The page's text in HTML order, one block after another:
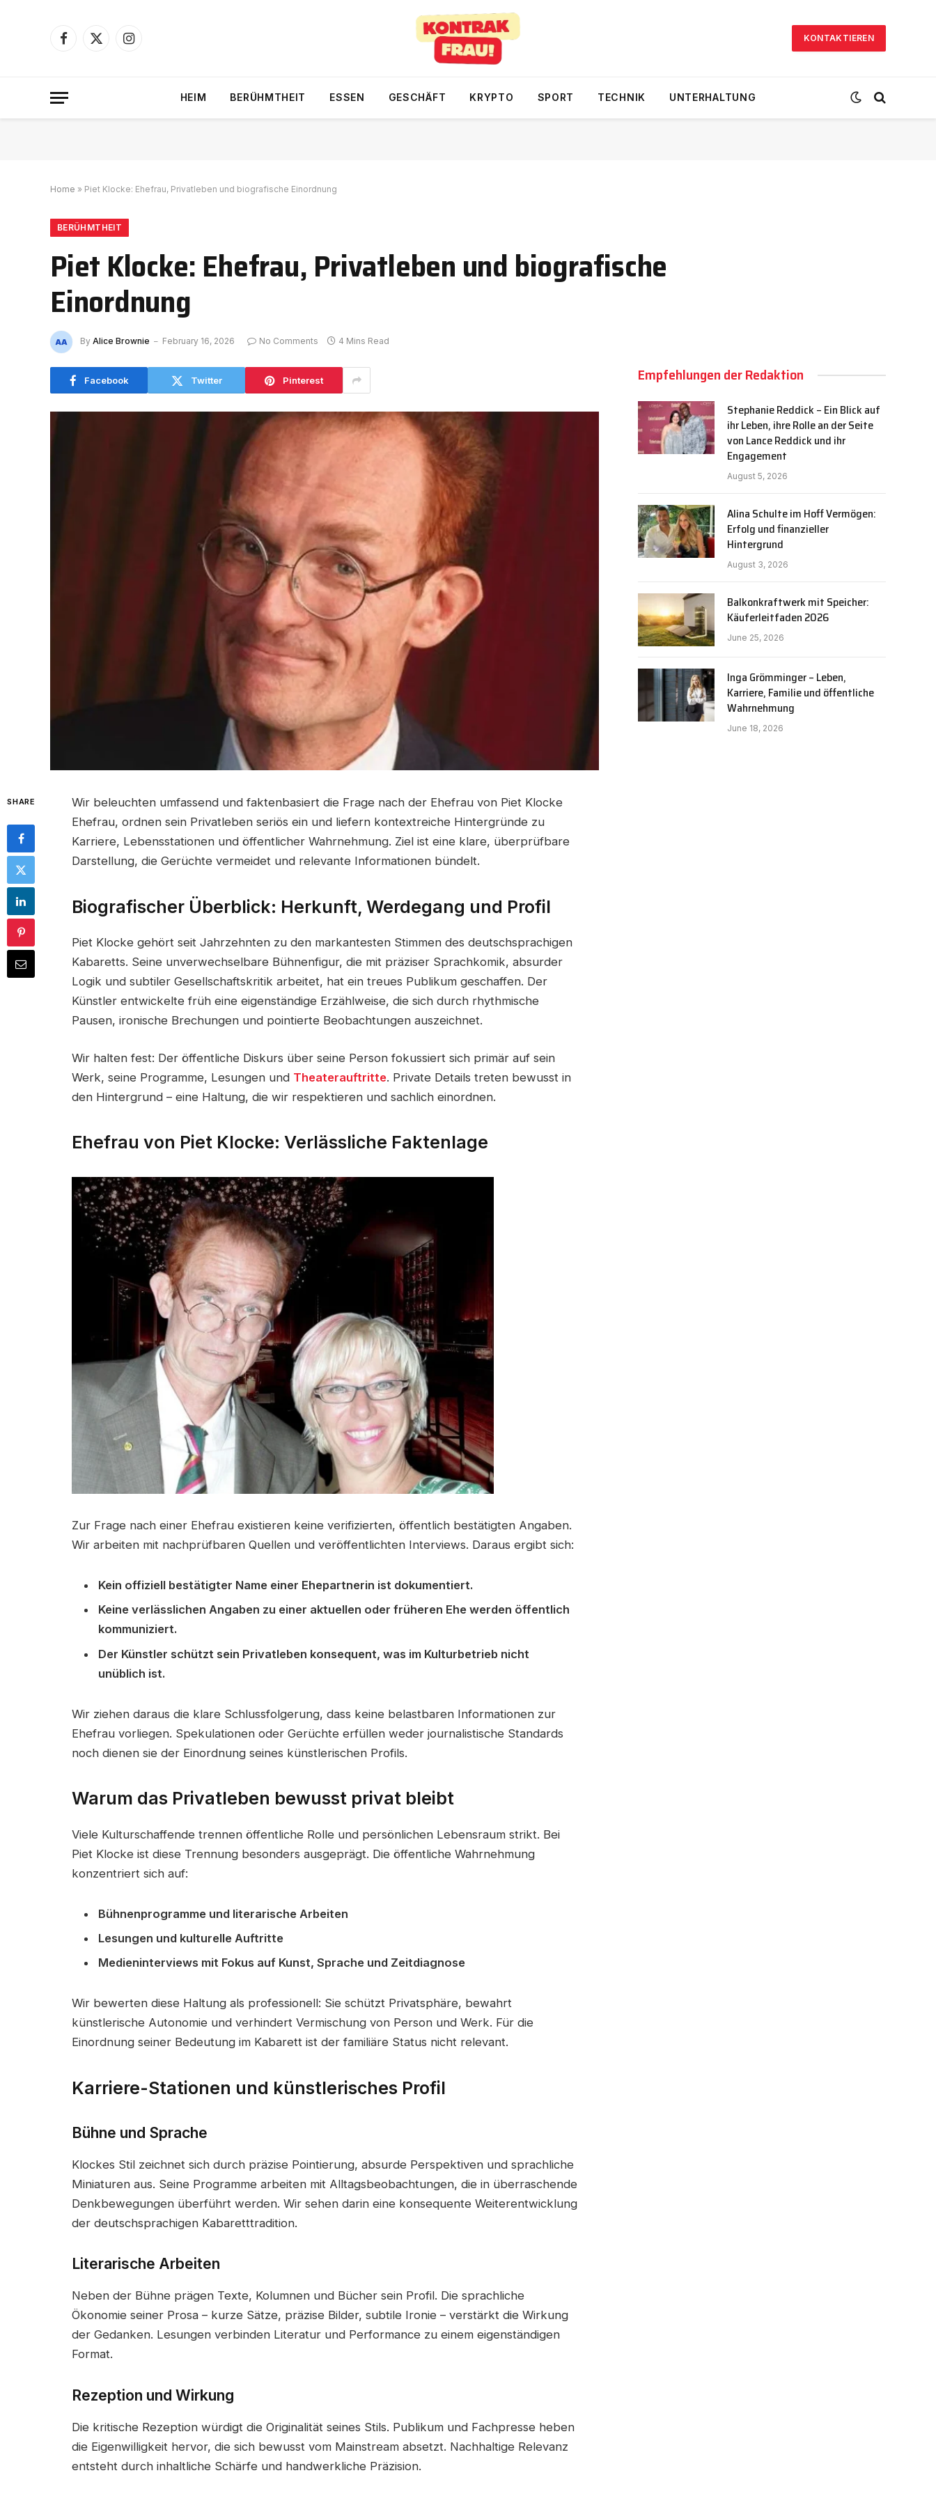
Facebook
X
Instagram
KONTAKTIEREN
HEIM BERÜHMTHEIT ESSEN GESCHÄFT KRYPTO SPORT TECHNIK UNTERHALTUNG
Home » Piet Klocke: Ehefrau, Privatleben und biografische Einordnung
BERÜHMTHEIT
Piet Klocke: Ehefrau, Privatleben und biografische
Einordnung
By Alice Brownie February 16, 2026 No Comments 4 Mins Read
Facebook Twitter Pinterest
SHARE
Wir beleuchten umfassend und faktenbasiert die Frage nach der Ehefrau von Piet Klocke
Ehefrau, ordnen sein Privatleben seriös ein und liefern kontextreiche Hintergründe zu
Karriere, Lebensstationen und öffentlicher Wahrnehmung. Ziel ist eine klare, überprüfbare
Darstellung, die Gerüchte vermeidet und relevante Informationen bündelt.
Biografischer Überblick: Herkunft, Werdegang und Profil
Piet Klocke gehört seit Jahrzehnten zu den markantesten Stimmen des deutschsprachigen
Kabaretts. Seine unverwechselbare Bühnenfigur, die mit präziser Sprachkomik, absurder
Logik und subtiler Gesellschaftskritik arbeitet, hat ein treues Publikum geschaffen. Der
Künstler entwickelte früh eine eigenständige Erzählweise, die sich durch rhythmische
Pausen, ironische Brechungen und pointierte Beobachtungen auszeichnet.
Wir halten fest: Der öffentliche Diskurs über seine Person fokussiert sich primär auf sein
Werk, seine Programme, Lesungen und Theaterauftritte. Private Details treten bewusst in
den Hintergrund – eine Haltung, die wir respektieren und sachlich einordnen.
Ehefrau von Piet Klocke: Verlässliche Faktenlage
Zur Frage nach einer Ehefrau existieren keine verifizierten, öffentlich bestätigten Angaben.
Wir arbeiten mit nachprüfbaren Quellen und veröffentlichten Interviews. Daraus ergibt sich:
Kein offiziell bestätigter Name einer Ehepartnerin ist dokumentiert.
Keine verlässlichen Angaben zu einer aktuellen oder früheren Ehe werden öffentlich
kommuniziert.
Der Künstler schützt sein Privatleben konsequent, was im Kulturbetrieb nicht
unüblich ist.
Wir ziehen daraus die klare Schlussfolgerung, dass keine belastbaren Informationen zur
Ehefrau vorliegen. Spekulationen oder Gerüchte erfüllen weder journalistische Standards
noch dienen sie der Einordnung seines künstlerischen Profils.
Warum das Privatleben bewusst privat bleibt
Viele Kulturschaffende trennen öffentliche Rolle und persönlichen Lebensraum strikt. Bei
Piet Klocke ist diese Trennung besonders ausgeprägt. Die öffentliche Wahrnehmung
konzentriert sich auf:
Bühnenprogramme und literarische Arbeiten
Lesungen und kulturelle Auftritte
Medieninterviews mit Fokus auf Kunst, Sprache und Zeitdiagnose
Wir bewerten diese Haltung als professionell: Sie schützt Privatsphäre, bewahrt
künstlerische Autonomie und verhindert Vermischung von Person und Werk. Für die
Einordnung seiner Bedeutung im Kabarett ist der familiäre Status nicht relevant.
Karriere-Stationen und künstlerisches Profil
Bühne und Sprache
Klockes Stil zeichnet sich durch präzise Pointierung, absurde Perspektiven und sprachliche
Miniaturen aus. Seine Programme arbeiten mit Alltagsbeobachtungen, die in überraschende
Denkbewegungen überführt werden. Wir sehen darin eine konsequente Weiterentwicklung
der deutschsprachigen Kabaretttradition.
Literarische Arbeiten
Neben der Bühne prägen Texte, Kolumnen und Bücher sein Profil. Die sprachliche
Ökonomie seiner Prosa – kurze Sätze, präzise Bilder, subtile Ironie – verstärkt die Wirkung
der Gedanken. Lesungen verbinden Literatur und Performance zu einem eigenständigen
Format.
Rezeption und Wirkung
Die kritische Rezeption würdigt die Originalität seines Stils. Publikum und Fachpresse heben
die Eigenwilligkeit hervor, die sich bewusst vom Mainstream absetzt. Nachhaltige Relevanz
entsteht durch inhaltliche Schärfe und handwerkliche Präzision.
Empfehlungen der Redaktion
Stephanie Reddick – Ein Blick auf
ihr Leben, ihre Rolle an der Seite
von Lance Reddick und ihr
Engagement
August 5, 2026
Alina Schulte im Hoff Vermögen:
Erfolg und finanzieller
Hintergrund
August 3, 2026
Balkonkraftwerk mit Speicher:
Käuferleitfaden 2026
June 25, 2026
Inga Grömminger – Leben,
Karriere, Familie und öffentliche
Wahrnehmung
June 18, 2026